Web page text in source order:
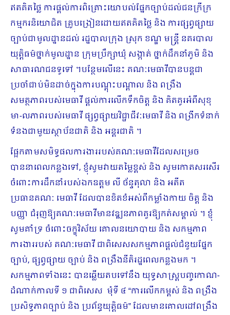
ឥតគិតថ្លៃ ការផ្តល់ការពិគ្រោះយោបល់ផ្នែកច្បាប់ដល់ជនក្រីក្រ
កម្មករនិយោជិត គ្រូបង្រៀនដោយឥតគិតថ្លៃ និង ការផ្សព្វផ្សាយ
ច្បាប់ជាមូលដ្ឋានដល់ រដ្ឋបាលក្រុង ស្រុក ខណ្ឌ មន្ត្រី នគរបាល
យុត្តិធម៌ថ្នាក់មូលដ្ឋាន ក្រុមប្រឹក្សា​ឃុំ សង្កាត់ ថ្នាក់ដឹកនាំភូមិ និង
សាធារណជនទូទៅ ។បន្ថែមលើនេះ គណៈមេធាវីបានបន្តជា
ប្រចាំជាប់មិនដាច់ក្នុងការបណ្តុះបណ្តាល និង ពង្រឹង
សមត្ថភាពរបស់មេធាវី ផ្តល់ការលើកទឹកចិត្ត និង គិតគូរអំពីសុខុ​
មា-លភាពរបស់មេធាវី ផ្សព្វផ្សាយវិជ្ជាជីវៈមេធាវី និង ពង្រីកទំនាក់
ទំនងជាមួយស្ថាប័នជាតិ និង អន្តរជាតិ ។
ផ្អែកតាមសមិទ្ធផលការងាររបស់គណៈមេធាវីដែលសម្រេច
បាននាពេលកន្លងទៅ, ខ្ញុំសូមវាយតម្លៃខ្ពស់ និង សូមកោតសរសើរ
ចំពោះការដឹកនាំរបស់ឯកឧត្តម លី ច័ន្ទតុលា និង អតីត
ប្រធានគណៈ មេធាវី ដែលបានខិតខំអស់ពីកម្លាំងកាយ ចិត្ត និង
បញ្ញា ជំរុញឱ្យគណៈមេធាវីមានវឌ្ឍនភាពគួរឱ្យកត់សម្គាល់ ។ ខ្ញុំ
សូមគាំទ្រ ចំពោះចក្ខុវិស័យ គោលនយោបាយ និង សកម្មភាព
ការងាររបស់ គណៈមេធាវី ជាពិសេសសកម្មភាពផ្តល់ជំនួយផ្នែក
ច្បាប់, ផ្សព្វផ្សាយ ច្បាប់ និង ពង្រឹងនីតិរដ្ឋពេលកន្លងមក ។
សកម្មភាពទាំងនេះ បានឆ្លើយតបទៅនឹង យុទ្ធសាស្ត្របញ្ចកោណ-
ដំណាក់កាលទី ១ ជាពិសេស មុំទី ៤ “ការលើកកម្ពស់ និង ពង្រឹង
ប្រសិទ្ធភាពច្បាប់ និង ប្រព័ន្ធយុត្តិធម៌” ដែលមានគោលដៅពង្រឹង